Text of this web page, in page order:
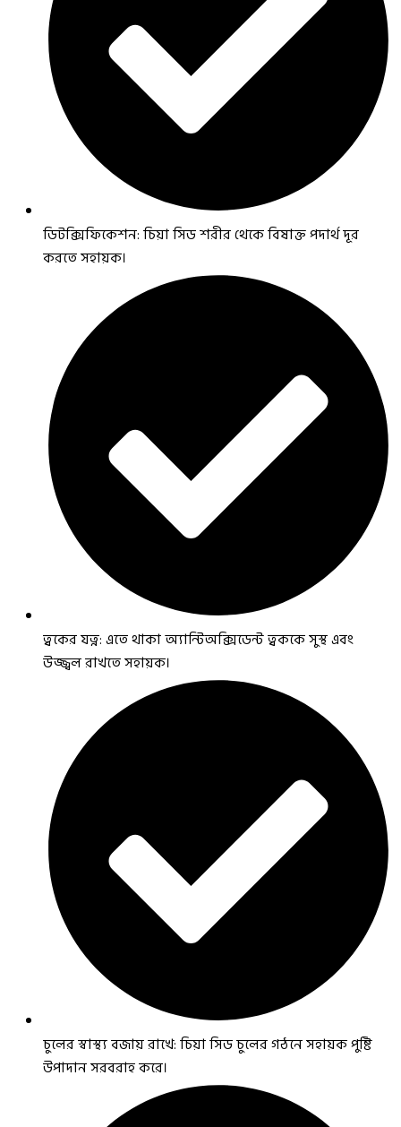
ডিটক্সিফিকেশন: চিয়া সিড শরীর থেকে বিষাক্ত পদার্থ দূর
করতে সহায়ক।
ত্বকের যত্ন: এতে থাকা অ্যান্টিঅক্সিডেন্ট ত্বককে সুস্থ এবং
উজ্জ্বল রাখতে সহায়ক।
চুলের স্বাস্থ্য বজায় রাখে: চিয়া সিড চুলের গঠনে সহায়ক পুষ্টি
উপাদান সরবরাহ করে।